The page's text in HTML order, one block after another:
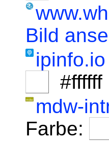
Bild
ipinfo.io
#ffffff
mdw-
Farbe: